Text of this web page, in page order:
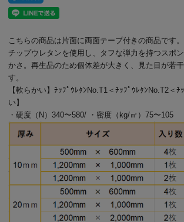
こちらの商品は片面に両面テープ付きの商品です。
チップウレタンを使用し、タフな弾力を持つスポ
かさ。再生品のため個体差が大きく、見た目が若
す。
【軟らかい】ﾁｯﾌﾟｳﾚﾀﾝNo.T1＜ﾁｯﾌﾟｳﾚﾀﾝNo.T2＜ﾁ
い】
・硬度（N）340〜580/ ・密度（kg/㎥）75〜105